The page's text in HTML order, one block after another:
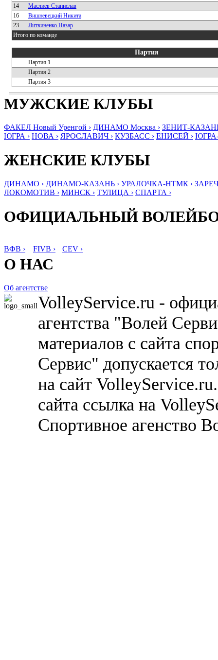
14
Маслиев Станислав
16
Вишневецкий Никита
23
Литвиненко Назар
Итого по команде
Партия
Партия 1
Партия 2
Партия 3
МУЖСКИЕ КЛУБЫ
ФАКЕЛ Новый Уренгой › ДИНАМО Москва › ЗЕНИТ-
ЮГРА › НОВА › ЯРОСЛАВИЧ › КУЗБАСС › ЕНИСЕЙ ›
ЖЕНСКИЕ КЛУБЫ
ДИНАМО › ДИНАМО-КАЗАНЬ › УРАЛОЧКА-НТМК ›
ЛОКОМОТИВ › МИНСК › ТУЛИЦА › СПАРТА ›
ОФИЦИАЛЬНЫЙ
ВФВ › FIVB › CEV ›
О НАС
Об агентстве
VolleyService.ru -
агентства "Волей
материалов с сайта
Сервис" допускается
на сайт
сайта ссылка на
Спортивное агенство